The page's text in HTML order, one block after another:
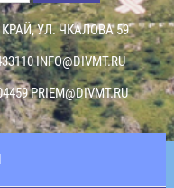
УЛ. ЧКАЛОВА 59
INFO@DIVMT.RU
PRIEM@DIVMT.RU